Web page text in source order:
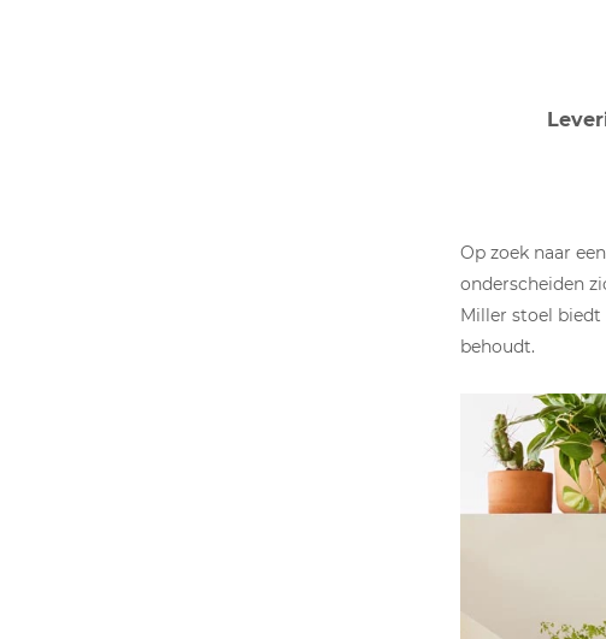
Op zoek naar
onderscheiden
Miller stoel
behoudt.